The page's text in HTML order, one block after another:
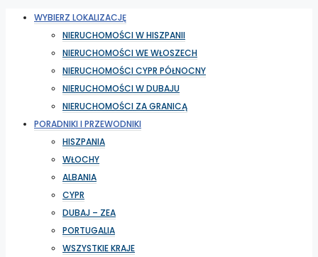
WYBIERZ LOKALIZACJĘ
NIERUCHOMOŚCI W HISZPANII
NIERUCHOMOŚCI WE WŁOSZECH
NIERUCHOMOŚCI CYPR PÓŁNOCNY
NIERUCHOMOŚCI W DUBAJU
NIERUCHOMOŚCI ZA GRANICĄ
PORADNIKI I PRZEWODNIKI
HISZPANIA
WŁOCHY
ALBANIA
CYPR
DUBAJ – ZEA
PORTUGALIA
WSZYSTKIE KRAJE